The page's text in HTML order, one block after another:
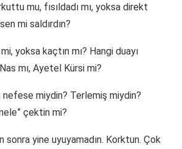
mu, fısıldadı mı, yoksa direkt
mi saldırdın?
yoksa kaçtın mı? Hangi duayı
mı, Ayetel Kürsi mi?
nefese miydin? Terlemiş miydin?
çektin mi?
sonra yine uyuyamadın. Korktun. Çok